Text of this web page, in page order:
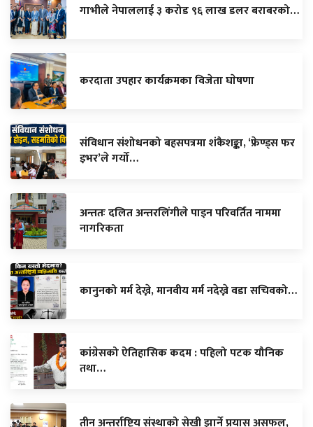
गाभीले नेपाललाई ३ करोड ९६ लाख डलर बराबरको…
करदाता उपहार कार्यक्रमका विजेता घाेषणा
संविधान संशोधनको बहसपत्रमा शंकैशङ्का, ‘फ्रेण्ड्स फर
इभर’ले गर्यो…
अन्ततः दलित अन्तरलिंगीले पाइन परिवर्तित नाममा
नागरिकता
कानुनको मर्म देख्ने, मानवीय मर्म नदेख्ने वडा सचिवको…
कांग्रेसको ऐतिहासिक कदम : पहिलो पटक यौनिक
तथा…
तीन अन्तर्राष्ट्रिय संस्थाको सेखी झार्ने प्रयास असफल,